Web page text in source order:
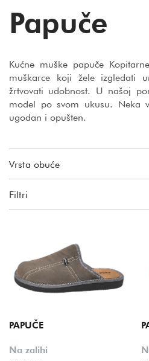
Papuče
Kućne muške papuče
muškarce koji žele izgledati
žrtvovati udobnost. U našoj
model po svom ukusu. Neka
ugodan i opušten.
Vrsta obuće
Filtri
Stil
Boja
PAPUČE
Na zalihi